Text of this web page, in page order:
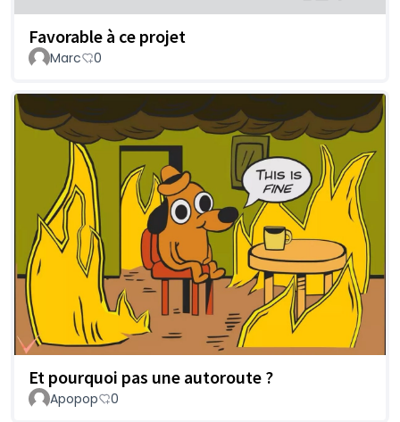
Favorable à ce projet
Marc 0
Et pourquoi pas une autoroute ?
Apopop 0